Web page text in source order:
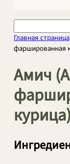
Главная страница
фаршированная
Амич
курица)